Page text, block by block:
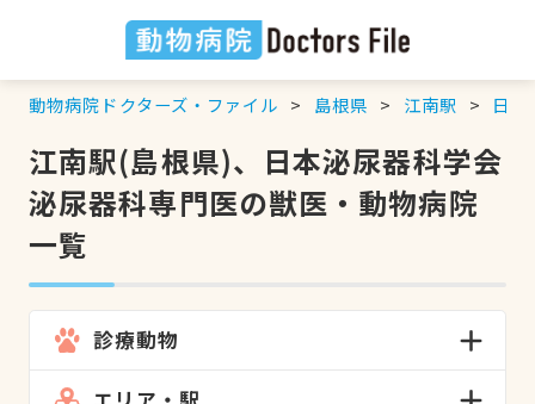
動物病院ドクターズ・ファイル 島根県 江南駅 日本
江南駅(島根県)、日本泌尿器科学会
泌尿器科専門医の獣医・動物病院
一覧
診療動物